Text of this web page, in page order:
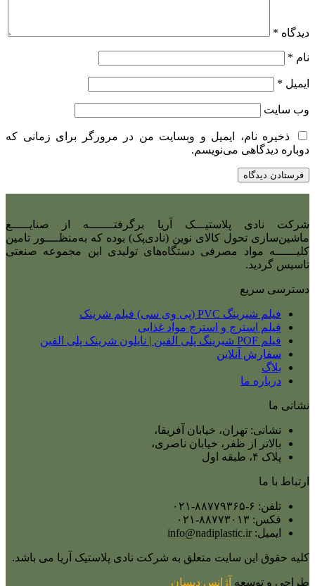
دیدگاه *
نام *
ایمیل *
وب‌ سایت
ذخیره نام، ایمیل و وبسایت من در مرورگر برای زمانی که
دوباره دیدگاهی می‌نویسم.
شرکت نادی‌ پلاستیـــک آریا برگرفتـــــــه از صنایـــــع
ماشین‌سازی تحول کالای نوین (نادی‌پک) بوده که به‌منظــــور تامین
کلیــــــه مواد مصرفی دستگاه‌های تولیدی این مجموعه صنعتی
تاسیس گردید.
دسترسی سریع
فیلم شیرینگ PVC (پی وی سی) فیلم شرینک
فیلم استرچ و استرچ مواد غذایی
فیلم POF شیرینگ پلی الفین | نایلون شرینک پلی الفین
سفارش آنلاین
بلاگ
درباره ما
نشانی ما
نشانی: تهران، خیابان آفریقا،
بالاتر از ظفر، خیابان ناصری،
پلاک ۴، طبقه اول
ارتباط با ما
تلفن: ۶-۸۸۷۷۹۳۶۵-۰۲۱
فکس: ۸۸۷۷۳۰۱۳-۰۲۱
ایمیل: info@nadiplastic.ir
کلیه حقوق این سایت متعلق به شرکت نادی پلاستیک آریا می‌ باشد.
طراحی و توسعه آژانس دیسان